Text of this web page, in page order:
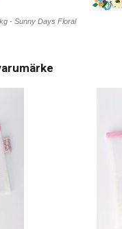
- Sunny Days Floral